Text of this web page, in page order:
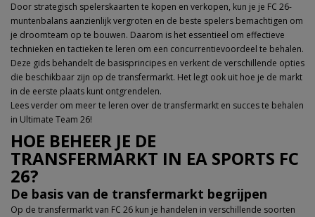
Door strategisch spelerskaarten te kopen en verkopen, kun je je FC 26-
muntenbalans aanzienlijk vergroten en de beste spelers bemachtigen om
je droomteam op te bouwen. Daarom is het essentieel om effectieve
technieken en tactieken te leren om een concurrentievoordeel te behalen.
Deze gids behandelt de basisprincipes en verkent de verschillende opties
die beschikbaar zijn op de transfermarkt. Het legt ook uit hoe je de markt
in de eerste plaats kunt ontgrendelen.
Lees verder om meer te leren over de transfermarkt en succes te behalen
in Ultimate Team 26!
HOE BEHEER JE DE
TRANSFERMARKT IN EA SPORTS FC
26?
De basis van de transfermarkt begrijpen
Op de transfermarkt van FC 26 kun je handelen in verschillende soorten